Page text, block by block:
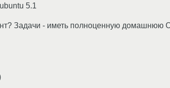
5.1
Задачи - иметь полноценную